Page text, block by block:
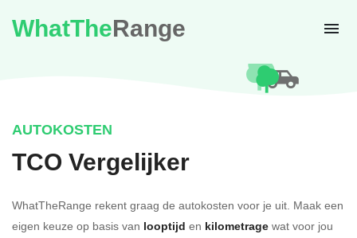
WhatTheRange
AUTOKOSTEN
TCO Vergelijker
WhatTheRange rekent graag de autokosten voor je uit. Maak een
eigen keuze op basis van looptijd en kilometrage wat voor jou